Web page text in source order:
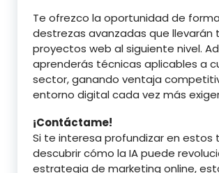
Te ofrezco la oportunidad de
destrezas avanzadas que llevarán
proyectos web al siguiente nivel.
aprenderás técnicas aplicables a
sector, ganando ventaja
entorno digital cada vez más
¡Contáctame!
Si te interesa profundizar en estos
descubrir cómo la IA puede
estrategia de marketing online,